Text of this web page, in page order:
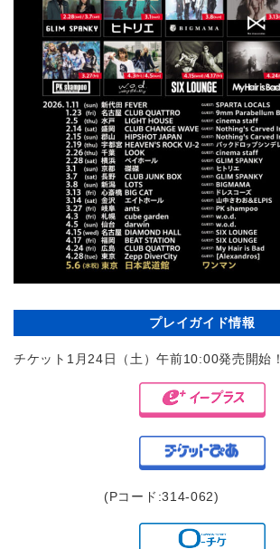
プレイガイド情報
チケット1月24日（土）午前10:00発売開始！
(Pコード:314-062)